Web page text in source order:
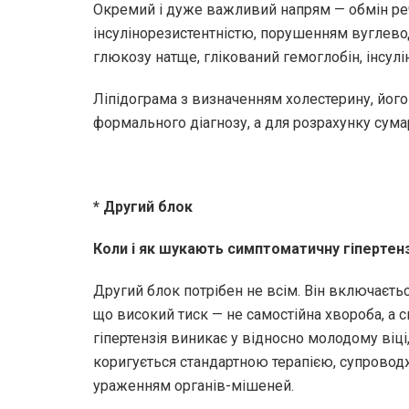
Окремий і дуже важливий напрям — обмін
інсулінорезистентністю, порушенням
глюкозу натще, глікований гемоглобін,
Ліпідограма з визначенням холестерину,
формального діагнозу, а для розрахунку
* Другий блок
Коли і як шукають симптоматичну
Другий блок потрібен не всім. Він
що високий тиск — не самостійна хвороба,
гіпертензія виникає у відносно молодому
коригується стандартною терапією,
ураженням органів-мішеней.